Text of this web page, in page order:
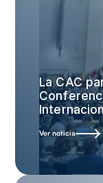
La CAC
Ver noticia